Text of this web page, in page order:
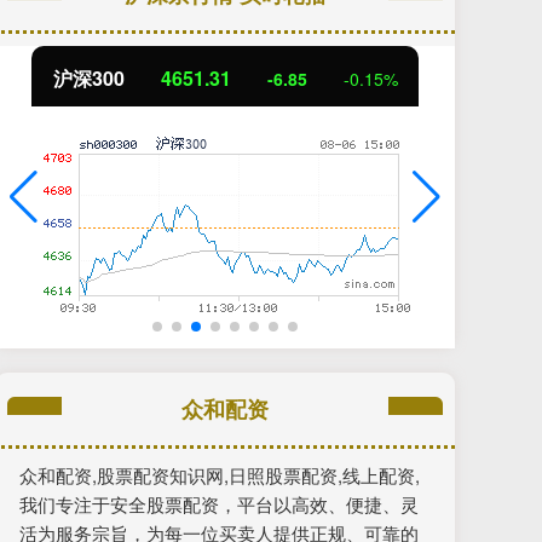
北证50 1122.88 3.42 0.30%
众和配资
众和配资,股票配资知识网,日照股票配资,线上配资,
我们专注于安全股票配资，平台以高效、便捷、灵
活为服务宗旨，为每一位买卖人提供正规、可靠的